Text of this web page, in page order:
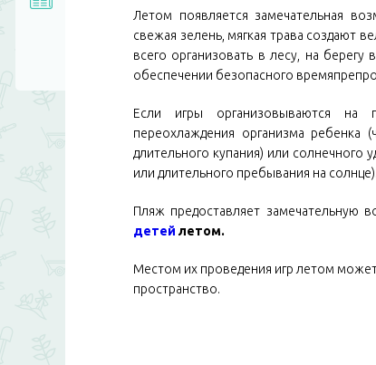
Летом появляется замечательная
свежая зелень, мягкая трава создают
всего организовать в лесу, на
обеспечении безопасного
Если игры организовываются
переохлаждения организма ребенка
длительного купания) или солнечного
или длительного пребывания на солнце).
Пляж предоставляет замечательную
детей летом.
Местом их проведения игр летом
пространство.